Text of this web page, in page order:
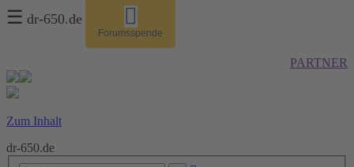
☰ dr-650.de
Forumsspende
PARTNER
Zum Inhalt
dr-650.de